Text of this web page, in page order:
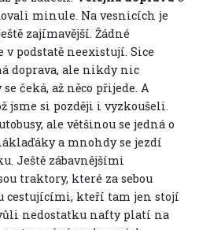
minule. Na vesnicích je
zajímavější. Žádné
v podstatě neexistují. Sice
doprava, ale nikdy nic
čeká, až něco přijede. A
jsme si později i vyzkoušeli.
ale většinou se jedná o
a mnohdy se jezdí
Ještě zábavnějšími
traktory, které za sebou
cestujícími, kteří tam jen stojí
nedostatku nafty platí na